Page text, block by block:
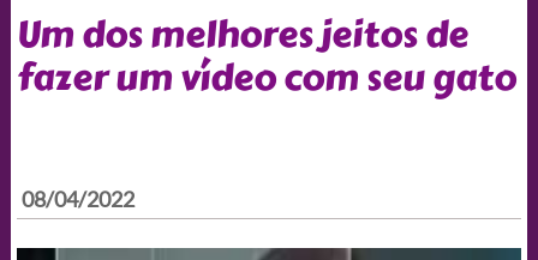
Um dos melhores jeitos de
fazer um vídeo com seu gato
08/04/2022